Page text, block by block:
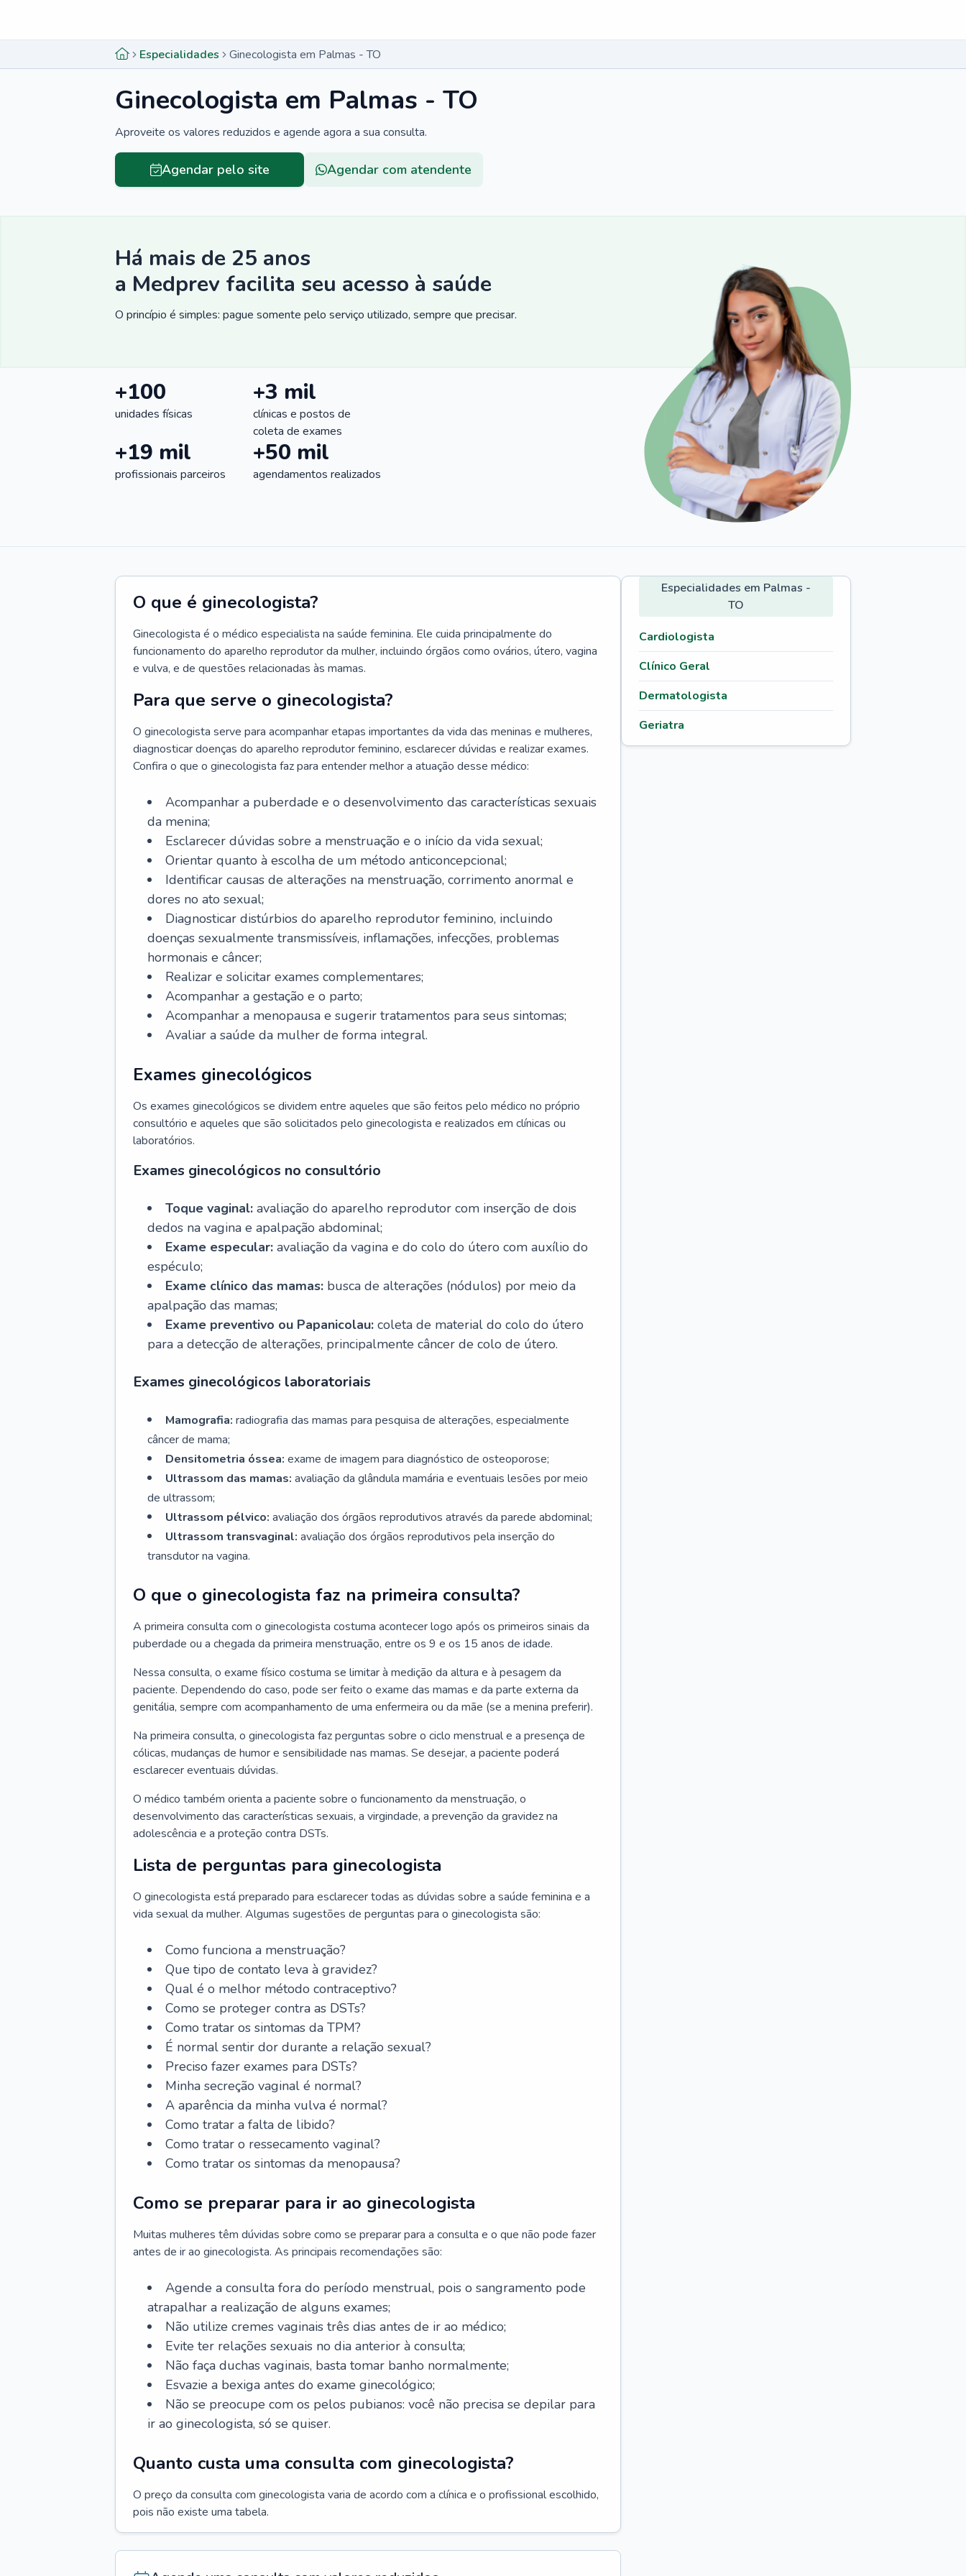
Especialidades Ginecologista em Palmas - TO
Ginecologista em Palmas - TO
Aproveite os valores reduzidos e agende agora a sua consulta.
Agendar pelo site Agendar com atendente
Há mais de 25 anos
a Medprev facilita seu acesso à saúde
O princípio é simples: pague somente pelo serviço utilizado, sempre que precisar.
+100
unidades físicas
+3 mil
clínicas e postos de
coleta de exames
+19 mil
profissionais parceiros
+50 mil
agendamentos realizados
O que é ginecologista?
Ginecologista é o médico especialista na saúde feminina. Ele cuida principalmente do
funcionamento do aparelho reprodutor da mulher, incluindo órgãos como ovários, útero, vagina
e vulva, e de questões relacionadas às mamas.
Para que serve o ginecologista?
O ginecologista serve para acompanhar etapas importantes da vida das meninas e mulheres,
diagnosticar doenças do aparelho reprodutor feminino, esclarecer dúvidas e realizar exames.
Confira o que o ginecologista faz para entender melhor a atuação desse médico:
Acompanhar a puberdade e o desenvolvimento das características sexuais
da menina;
Esclarecer dúvidas sobre a menstruação e o início da vida sexual;
Orientar quanto à escolha de um método anticoncepcional;
Identificar causas de alterações na menstruação, corrimento anormal e
dores no ato sexual;
Diagnosticar distúrbios do aparelho reprodutor feminino, incluindo
doenças sexualmente transmissíveis, inflamações, infecções, problemas
hormonais e câncer;
Realizar e solicitar exames complementares;
Acompanhar a gestação e o parto;
Acompanhar a menopausa e sugerir tratamentos para seus sintomas;
Avaliar a saúde da mulher de forma integral.
Exames ginecológicos
Os exames ginecológicos se dividem entre aqueles que são feitos pelo médico no próprio
consultório e aqueles que são solicitados pelo ginecologista e realizados em clínicas ou
laboratórios.
Exames ginecológicos no consultório
Toque vaginal: avaliação do aparelho reprodutor com inserção de dois
dedos na vagina e apalpação abdominal;
Exame especular: avaliação da vagina e do colo do útero com auxílio do
espéculo;
Exame clínico das mamas: busca de alterações (nódulos) por meio da
apalpação das mamas;
Exame preventivo ou Papanicolau: coleta de material do colo do útero
para a detecção de alterações, principalmente câncer de colo de útero.
Exames ginecológicos laboratoriais
Mamografia: radiografia das mamas para pesquisa de alterações, especialmente
câncer de mama;
Densitometria óssea: exame de imagem para diagnóstico de osteoporose;
Ultrassom das mamas: avaliação da glândula mamária e eventuais lesões por meio
de ultrassom;
Ultrassom pélvico: avaliação dos órgãos reprodutivos através da parede abdominal;
Ultrassom transvaginal: avaliação dos órgãos reprodutivos pela inserção do
transdutor na vagina.
O que o ginecologista faz na primeira consulta?
A primeira consulta com o ginecologista costuma acontecer logo após os primeiros sinais da
puberdade ou a chegada da primeira menstruação, entre os 9 e os 15 anos de idade.
Nessa consulta, o exame físico costuma se limitar à medição da altura e à pesagem da
paciente. Dependendo do caso, pode ser feito o exame das mamas e da parte externa da
genitália, sempre com acompanhamento de uma enfermeira ou da mãe (se a menina preferir).
Na primeira consulta, o ginecologista faz perguntas sobre o ciclo menstrual e a presença de
cólicas, mudanças de humor e sensibilidade nas mamas. Se desejar, a paciente poderá
esclarecer eventuais dúvidas.
O médico também orienta a paciente sobre o funcionamento da menstruação, o
desenvolvimento das características sexuais, a virgindade, a prevenção da gravidez na
adolescência e a proteção contra DSTs.
Lista de perguntas para ginecologista
O ginecologista está preparado para esclarecer todas as dúvidas sobre a saúde feminina e a
vida sexual da mulher. Algumas sugestões de perguntas para o ginecologista são:
Como funciona a menstruação?
Que tipo de contato leva à gravidez?
Qual é o melhor método contraceptivo?
Como se proteger contra as DSTs?
Como tratar os sintomas da TPM?
É normal sentir dor durante a relação sexual?
Preciso fazer exames para DSTs?
Minha secreção vaginal é normal?
A aparência da minha vulva é normal?
Como tratar a falta de libido?
Como tratar o ressecamento vaginal?
Como tratar os sintomas da menopausa?
Como se preparar para ir ao ginecologista
Muitas mulheres têm dúvidas sobre como se preparar para a consulta e o que não pode fazer
antes de ir ao ginecologista. As principais recomendações são:
Agende a consulta fora do período menstrual, pois o sangramento pode
atrapalhar a realização de alguns exames;
Não utilize cremes vaginais três dias antes de ir ao médico;
Evite ter relações sexuais no dia anterior à consulta;
Não faça duchas vaginais, basta tomar banho normalmente;
Esvazie a bexiga antes do exame ginecológico;
Não se preocupe com os pelos pubianos: você não precisa se depilar para
ir ao ginecologista, só se quiser.
Quanto custa uma consulta com ginecologista?
O preço da consulta com ginecologista varia de acordo com a clínica e o profissional escolhido,
pois não existe uma tabela.
Especialidades em Palmas -
TO
Cardiologista
Clínico Geral
Dermatologista
Geriatra